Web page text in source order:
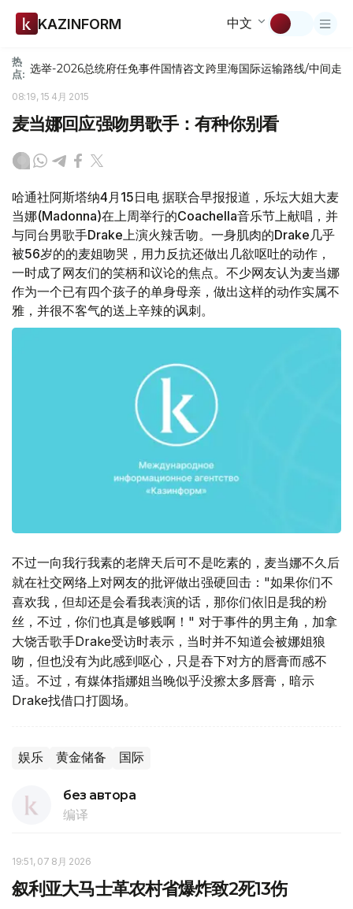
KAZINFORM 中文
热
点: 选举-2026总统府任免事件国情咨文跨里海国际运输路线/中间走廊
08:19, 15 4月 2015
麦当娜回应强吻男歌手：有种你别看
哈通社阿斯塔纳4月15日电 据联合早报报道，乐坛大姐大麦
当娜(Madonna)在上周举行的Coachella音乐节上献唱，并
与同台男歌手Drake上演火辣舌吻。一身肌肉的Drake几乎
被56岁的的麦姐吻哭，用力反抗还做出几欲呕吐的动作，
一时成了网友们的笑柄和议论的焦点。不少网友认为麦当娜
作为一个已有四个孩子的单身母亲，做出这样的动作实属不
雅，并很不客气的送上辛辣的讽刺。
不过一向我行我素的老牌天后可不是吃素的，麦当娜不久后
就在社交网络上对网友的批评做出强硬回击："如果你们不
喜欢我，但却还是会看我表演的话，那你们依旧是我的粉
丝，不过，你们也真是够贱啊！" 对于事件的男主角，加拿
大饶舌歌手Drake受访时表示，当时并不知道会被娜姐狼
吻，但也没有为此感到呕心，只是吞下对方的唇膏而感不
适。不过，有媒体指娜姐当晚似乎没擦太多唇膏，暗示
Drake找借口打圆场。
娱乐 黄金储备 国际
без автора
编译
19:51, 07 8月 2026
叙利亚大马士革农村省爆炸致2死13伤